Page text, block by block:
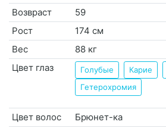
Возвраст
59
Рост
174 см
Вес
88 кг
Цвет глаз
Голубые Карие
Гетерохромия
Цвет волос
Брюнет-ка